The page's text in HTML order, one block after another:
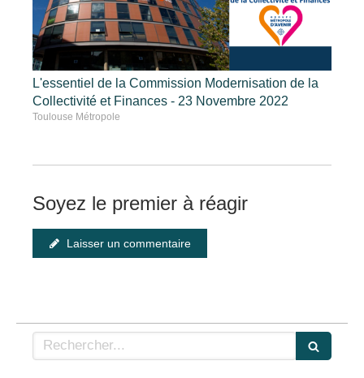
L'essentiel de la Commission Modernisation de la
Collectivité et Finances - 23 Novembre 2022
Toulouse Métropole
Soyez le premier à réagir
Laisser un commentaire
Rechercher